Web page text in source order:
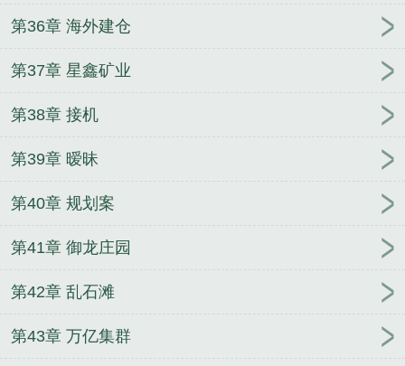
第36章 海外建仓
第37章 星鑫矿业
第38章 接机
第39章 暧昧
第40章 规划案
第41章 御龙庄园
第42章 乱石滩
第43章 万亿集群